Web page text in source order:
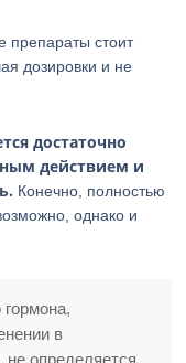
препараты стоит
дозировки и не
достаточно
действием и
Конечно, полностью
однако и
в
не определяется